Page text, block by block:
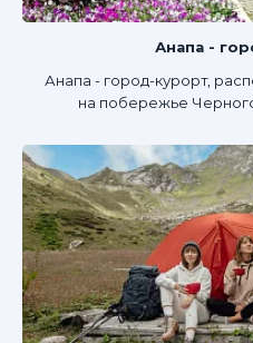
Анапа -
Анапа - город-курорт,
на побережье